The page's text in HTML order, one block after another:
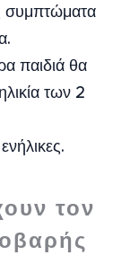
συμπτώματα
παιδιά θα
των 2
τον